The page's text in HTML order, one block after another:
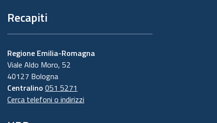
Recapiti
Regione Emilia-Romagna
Viale Aldo Moro, 52
40127 Bologna
Centralino 051 5271
Cerca telefoni o indirizzi